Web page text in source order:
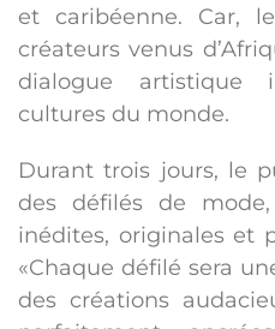
et caribéenne. Car,
créateurs venus
dialogue artistique
cultures du monde.
Durant trois jours, le
des défilés de
inédites, originales et
«Chaque défilé sera
des créations